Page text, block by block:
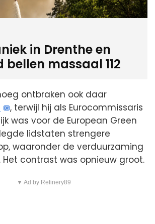
in Drenthe en
bellen massaal 112
ontbraken ook daar
, terwijl hij als Eurocommissaris
was voor de European Green
lidstaten strengere
waaronder de verduurzaming
contrast was opnieuw groot.
▼ Ad by Refinery89